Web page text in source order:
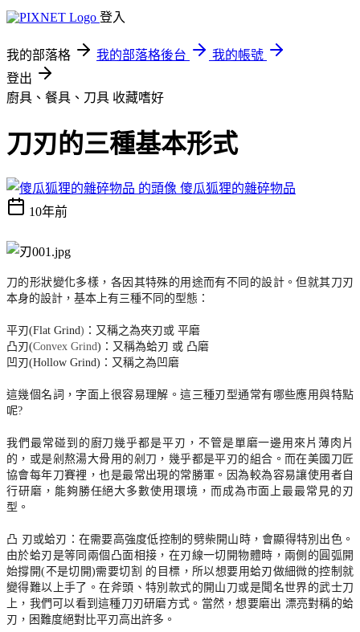
登入
我的部落格 我的部落格後台
我的帳號
登出
廚具、餐具、刀具 收藏嗜好
刀刃的三種基本形式
傻瓜狐狸的雜碎物品
10年前
刀的形狀變化多樣，各因其特殊的用途而有不同的設計。但就其刀刃
本身的設計，基本上有三種不同的型態：
平刃(Flat Grind) ：又稱之為夾刃或 平磨
凸刃(Convex Grind)：又稱為蛤刃 或 凸磨
凹刃(Hollow Grind)：又稱之為凹磨
這幾個名詞，字面上很容易理解。這三種刃型通常有哪些應用與特點
呢?
我們最常碰到的廚刀幾乎都是平刃，不管是單磨一邊用來片薄肉片
的，或是剁熬湯大骨用的剁刀，幾乎都是平刃的組合。而在美國刀匠
協會每年刀賽裡，也是最常出現的常勝軍。因為較為容易讓使用者自
行研磨，能夠勝任絕大多數使用環境，而成為市面上最最常見的刃
型。
凸 刃或蛤刃：在需要高強度低控制的劈柴開山時，會顯得特別出色。
由於蛤刃是等同兩個凸面相接，在刃線一切開物體時，兩側的圓弧開
始撐開(不是切開)需要切割 的目標，所以想要用蛤刃做細微的控制就
變得難以上手了。在斧頭、特別款式的開山刀或是聞名世界的武士刀
上，我們可以看到這種刀刃研磨方式。當然，想要磨出 漂亮對稱的蛤
刃，困難度絕對比平刃高出許多。